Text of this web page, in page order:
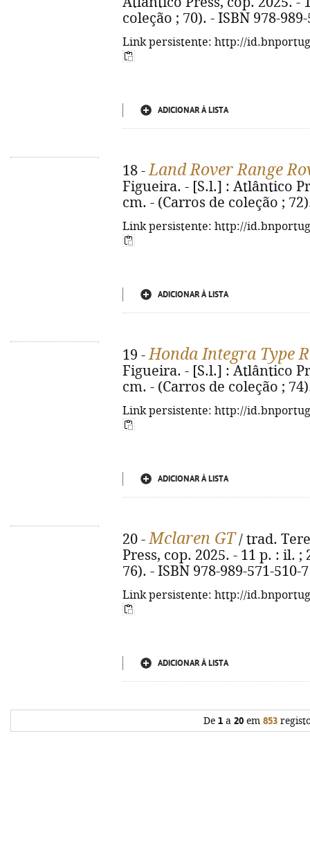
coleção ; 70). - ISBN 978-
Link persistente: http://
ADICIONAR À LISTA
18 -Land Rover Range
Figueira. - [S.l.] : Atlântico
cm. - (Carros de coleção ;
Link persistente: http://
ADICIONAR À LISTA
19 -Honda Integra Type
Figueira. - [S.l.] : Atlântico
cm. - (Carros de coleção ;
Link persistente: http://
ADICIONAR À LISTA
20 -Mclaren GT/ trad.
Press, cop. 2025. - 11 p. : il.
76). - ISBN 978-989-571-510-7
Link persistente: http://
ADICIONAR À LISTA
De 1 a 20 em 853